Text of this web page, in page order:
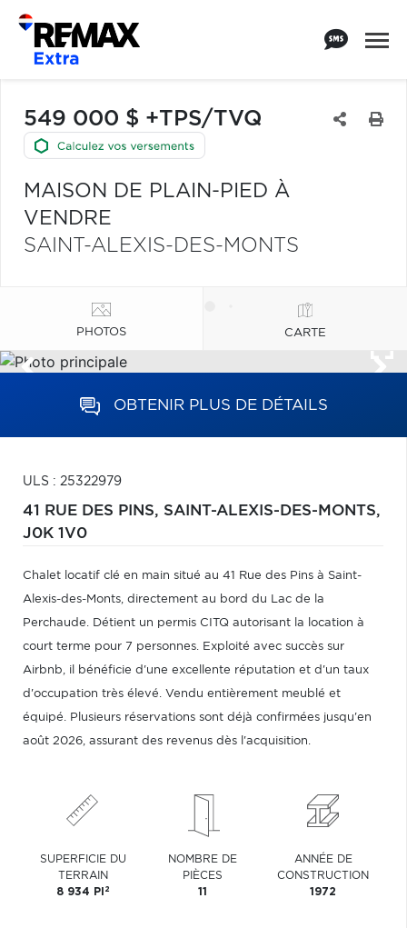
549 000 $ +TPS/TVQ
MAISON DE PLAIN-PIED À
VENDRE
SAINT-ALEXIS-DES-MONTS
PHOTOS CARTE
OBTENIR PLUS DE DÉTAILS
ULS : 25322979
41 RUE DES PINS, SAINT-ALEXIS-DES-MONTS,
J0K 1V0
Chalet locatif clé en main situé au 41 Rue des Pins à Saint-
Alexis-des-Monts, directement au bord du Lac de la
Perchaude. Détient un permis CITQ autorisant la location à
court terme pour 7 personnes. Exploité avec succès sur
Airbnb, il bénéficie d'une excellente réputation et d'un taux
d'occupation très élevé. Vendu entièrement meublé et
équipé. Plusieurs réservations sont déjà confirmées jusqu'en
août 2026, assurant des revenus dès l'acquisition.
SUPERFICIE DU
TERRAIN
8 934 PI 2
NOMBRE DE
PIÈCES
11
ANNÉE DE
CONSTRUCTION
1972